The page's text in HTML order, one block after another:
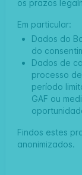
os prazos
Em particular:
Dados do
do
Dados de
processo
período
GAF ou
Findos estes
anonimizados.